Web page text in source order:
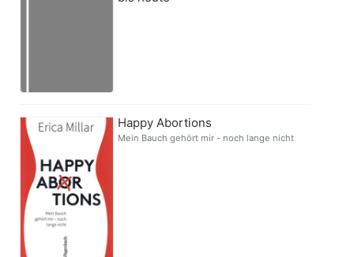
Happy Abortions
Mein Bauch gehört mir - noch lange nicht